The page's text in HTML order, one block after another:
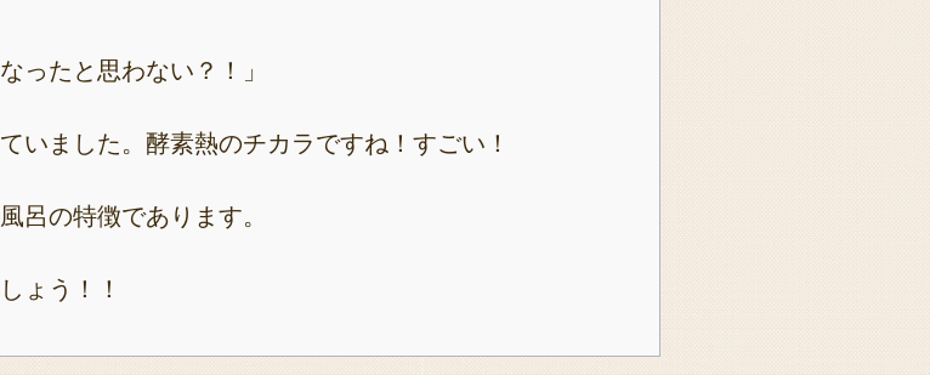
ったと思わない？！」
いました。酵素熱のチカラですね！すごい！
呂の特徴であります。
ょう！！